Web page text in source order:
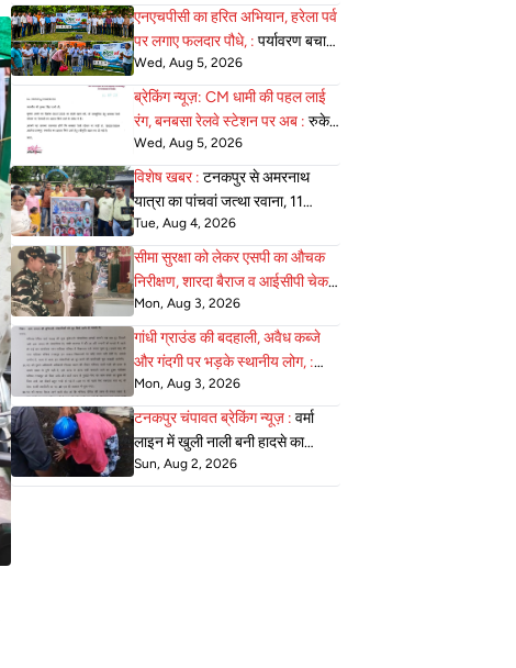
संरक्षण का दिया सशक्त संदेश
एनएचपीसी का हरित अभियान, हरेला पर्व
पर लगाए फलदार पौधे, : पर्यावरण बचाने
का लिया संकल्प
Wed, Aug 5, 2026
ब्रेकिंग न्यूज़: CM धामी की पहल लाई
रंग, बनबसा रेलवे स्टेशन पर अब : रुकेगी
अछनेरा–टनकपुर एक्सप्रेस
Wed, Aug 5, 2026
विशेष खबर : टनकपुर से अमरनाथ
यात्रा का पांचवां जत्था रवाना, 11
अगस्त को होगी वापसी
Tue, Aug 4, 2026
सीमा सुरक्षा को लेकर एसपी का औचक
निरीक्षण, शारदा बैराज व आईसीपी चेक :
पोस्ट की व्यवस्थाएं परखी
Mon, Aug 3, 2026
गांधी ग्राउंड की बदहाली, अवैध कब्जे
और गंदगी पर भड़के स्थानीय लोग, :
एसडीएम को सौंपा ज्ञापन
Mon, Aug 3, 2026
टनकपुर चंपावत ब्रेकिंग न्यूज़ : वर्मा
लाइन में खुली नाली बनी हादसे का
कारण, पाइपलाइन कार्य के दौरान
शिक्षिका गिरी, बाल-बाल बचीं
Sun, Aug 2, 2026